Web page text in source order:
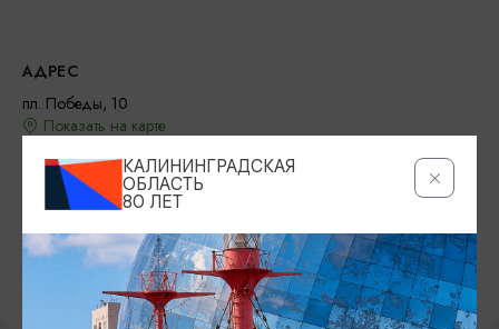
АДРЕС
пл. Победы, 10
Показать на карте
КОНТАКТЫ
+7 (4012) 59 33 44 info.kaliningrad@radissonblu.com
САЙТ
Официальный сайт
КАЛИНИНГРАДСКАЯ
ОБЛАСТЬ
80 ЛЕТ